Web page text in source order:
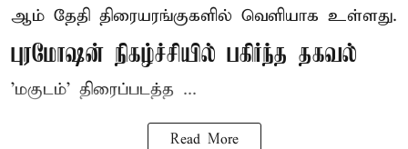
ஆம் தேதி திரையரங்குகளில் வெளியாக உள்ளது.
புரமோஷன் நிகழ்ச்சியில் பகிர்ந்த தகவல்
'மகுடம்' திரைப்படத்த ...
Read More